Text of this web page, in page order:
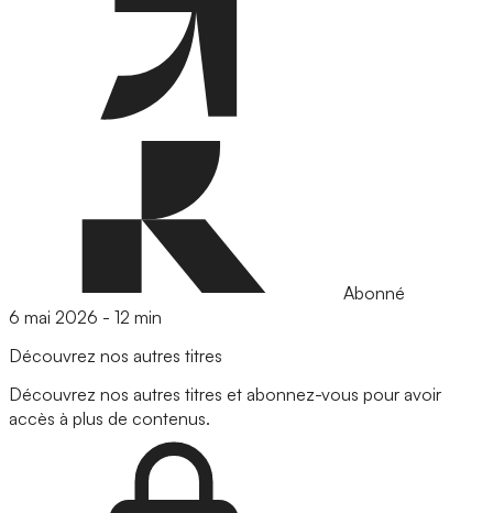
Abonné
6 mai 2026 - 12 min
Découvrez nos autres titres
Découvrez nos autres titres et abonnez-vous pour avoir
accès à plus de contenus.